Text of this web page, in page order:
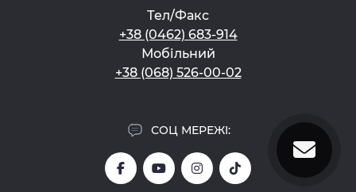
Тел/Факс
+38 (0462) 683-914
Мобільний
+38 (068) 526-00-02
СОЦ МЕРЕЖІ: